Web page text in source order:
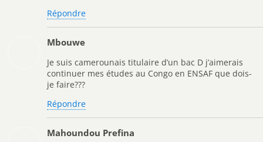
Répondre
Mbouwe
Je suis camerounais titulaire d’un bac D j’aimerais
continuer mes études au Congo en ENSAF que dois-
je faire???
Répondre
Mahoundou Prefina